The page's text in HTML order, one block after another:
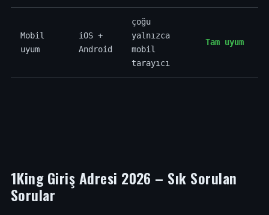
Mobil
uyum
iOS +
Android
çoğu
yalnızca
mobil
tarayıcı
Tam uyum
1King Giriş Adresi 2026 – Sık Sorulan
Sorular